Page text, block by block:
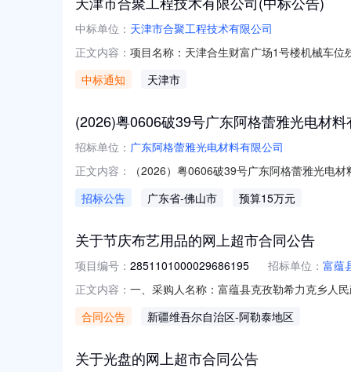
中标单位： 天津市合聚工程技术有限公司
正文内容： 项目名称：天津合生财富广场1号楼机械车
中标通知
天津市
(2026)粤0606破39号广东阿格蕾雅光电材
招标单位： 广东阿格蕾雅光电材料有限公司
正文内容：
（2026）粤0606破39号广东阿格蕾雅光电
司”或“债务人”）重整一案，并于2026年7
招标公告 广东省-佛山市 预算15万元
关于节庆布艺用品的网上超市合同公告
项目编号： 2851101000029686195 招标单位： 富蕴
正文内容： 一、采购人名称：富蕴县克孜勒希力克乡人
3224【96*144】4号红色得力/deli4号面
合同公告 新疆维吾尔自治区-阿勒泰地区
关于光盘的网上超市合同公告